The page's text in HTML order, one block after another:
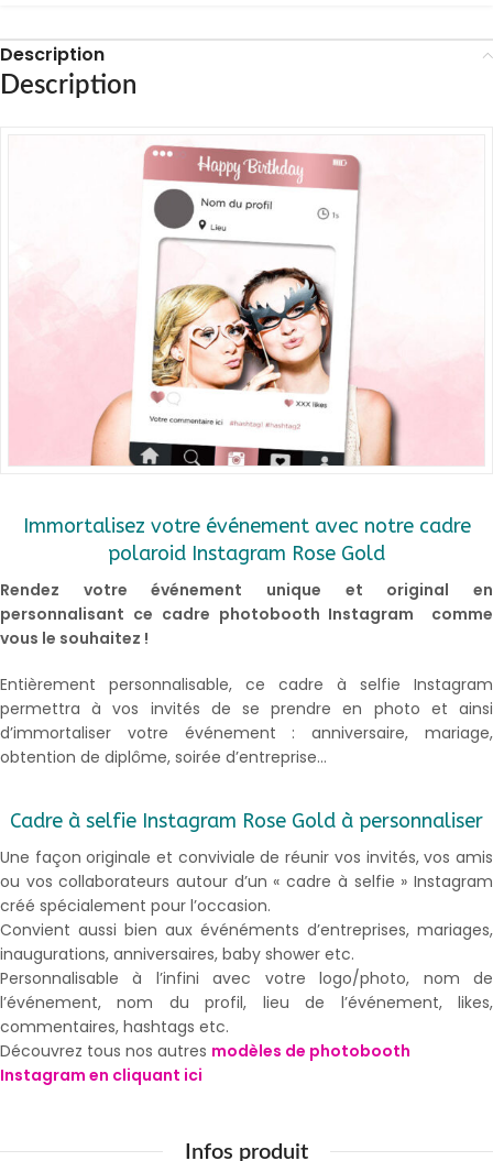
Description
Description
Immortalisez votre événement avec notre cadre
polaroid Instagram Rose Gold
Rendez votre événement unique et original en
personnalisant ce cadre photobooth Instagram comme
vous le souhaitez !
Entièrement personnalisable, ce cadre à selfie Instagram
permettra à vos invités de se prendre en photo et ainsi
d’immortaliser votre événement : anniversaire, mariage,
obtention de diplôme, soirée d’entreprise…
Cadre à selfie Instagram Rose Gold à personnaliser
Une façon originale et conviviale de réunir vos invités, vos amis
ou vos collaborateurs autour d’un « cadre à selfie » Instagram
créé spécialement pour l’occasion.
Convient aussi bien aux événéments d’entreprises, mariages,
inaugurations, anniversaires, baby shower etc.
Personnalisable à l’infini avec votre logo/photo, nom de
l’événement, nom du profil, lieu de l’événement, likes,
commentaires, hashtags etc.
Découvrez tous nos autres modèles de photobooth
Instagram en cliquant ici
Infos produit